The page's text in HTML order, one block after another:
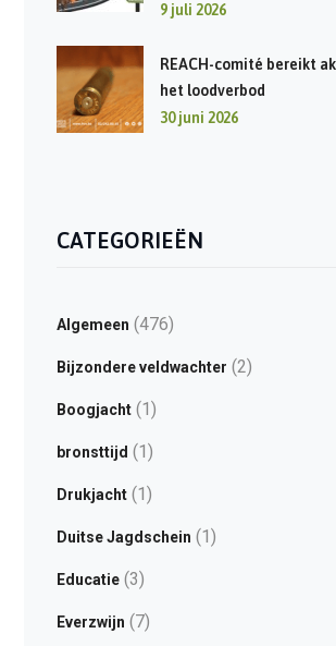
9 juli 2026
REACH-comité bereikt
het loodverbod
30 juni 2026
CATEGORIEËN
Algemeen (476)
Bijzondere veldwachter (2)
Boogjacht(1)
bronsttijd (1)
Drukjacht(1)
Duitse Jagdschein (1)
Educatie(3)
Everzwijn (7)